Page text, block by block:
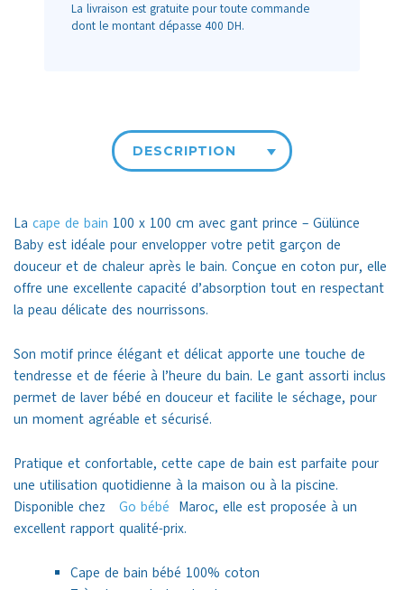
La livraison est gratuite pour toute commande
dont le montant dépasse 400 DH.
DESCRIPTION
La cape de bain 100 x 100 cm avec gant prince – Gülünce
Baby est idéale pour envelopper votre petit garçon de
douceur et de chaleur après le bain. Conçue en coton pur, elle
offre une excellente capacité d’absorption tout en respectant
la peau délicate des nourrissons.
Son motif prince élégant et délicat apporte une touche de
tendresse et de féerie à l’heure du bain. Le gant assorti inclus
permet de laver bébé en douceur et facilite le séchage, pour
un moment agréable et sécurisé.
Pratique et confortable, cette cape de bain est parfaite pour
une utilisation quotidienne à la maison ou à la piscine.
Disponible chez Go bébé Maroc, elle est proposée à un
excellent rapport qualité-prix.
Cape de bain bébé 100% coton